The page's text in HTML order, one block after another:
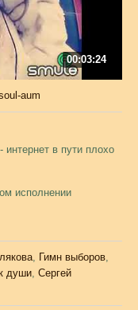
00:03:24
aum
интернет в пути плохо
исполнении
, Гимн выборов,
души, Сергей